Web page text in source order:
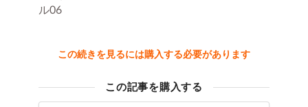
ル06
この続きを見るには購入する必要があります
この記事を購入する